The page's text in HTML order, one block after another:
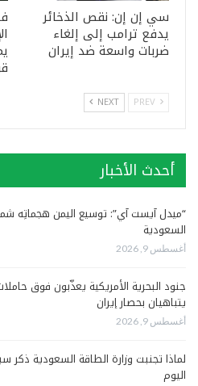
سي إن إن: نقص الذخائر
يدفع ترامب إلى إلغاء
ضربات واسعة ضد إيران
NEXT
أحدث الأخبار
“ميدل آيست آي”: توسيع اليمن هجماتِه
السعودية
أغسطس 9, 2026
جنود البحرية الأمريكية يعذّبون فوق
يتباهيان بحصار إيران
أغسطس 9, 2026
لماذا تجنبت وزارة الطاقة السعودية
اليوم